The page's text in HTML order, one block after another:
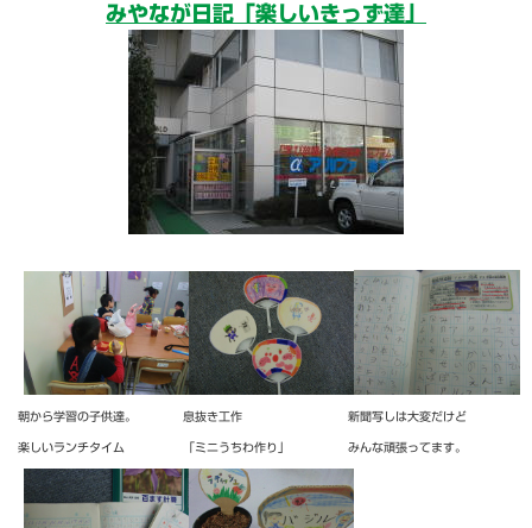
みやなが日記「楽しいきっず達」
朝から学習の子供達。
楽しいランチタイム
息抜き工作
「ミニうちわ作り」
新聞写しは大変だけど
みんな頑張ってます。